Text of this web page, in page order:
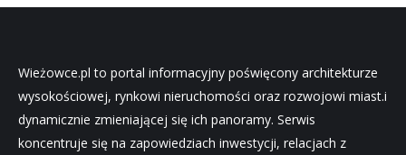
Wieżowce.pl to portal informacyjny poświęcony architekturze
wysokościowej, rynkowi nieruchomości oraz rozwojowi miast.i
dynamicznie zmieniającej się ich panoramy. Serwis
koncentruje się na zapowiedziach inwestycji, relacjach z